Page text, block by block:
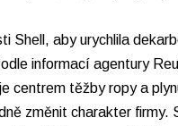
Shell , aby urychlila
informací agentury
centrem těžby ropy a
změnit charakter firmy.